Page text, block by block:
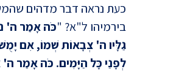
כעת נראה דבר מדהים
בירמיהו ל"א? "כֹּה אָמַר ה'
גַלָּיו ה' צְבָאוֹת שְׁמוֹ, אִם
לְפָנַי כָּל הַיָּמִים. כֹּה אָמַר